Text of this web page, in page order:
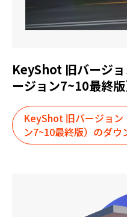
KeyShot 旧バージ
ージョン7~10最終版
KeyShot 旧バージョン
ン7~10最終版）のダウ